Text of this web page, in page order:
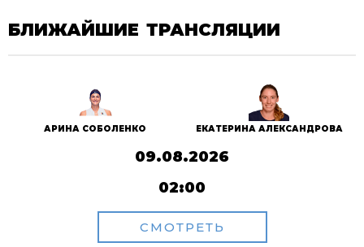
БЛИЖАЙШИЕ ТРАНСЛЯЦИИ
АРИНА СОБОЛЕНКО ЕКАТЕРИНА АЛЕКСАНДРОВА
09.08.2026
02:00
СМОТРЕТЬ